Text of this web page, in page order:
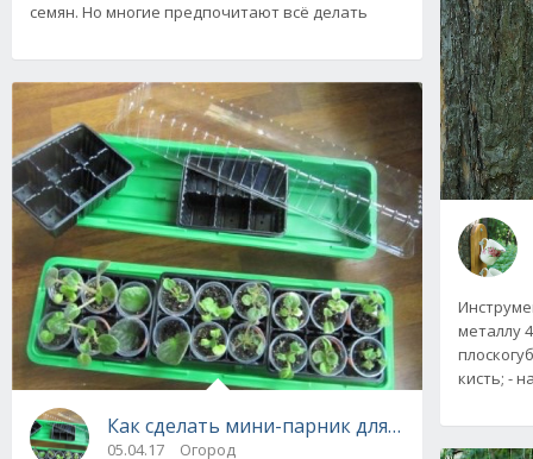
семян. Но многие предпочитают всё делать
Как сделать мини-парник для выращивания
05.04.17 Огород
металлу
кисть; -